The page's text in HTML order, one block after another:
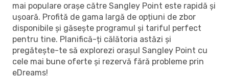
mai populare orașe către Sangley Point este rapidă și
ușoară. Profită de gama largă de opțiuni de zbor
disponibile și găsește programul și tariful perfect
pentru tine. Planifică-ți călătoria astăzi și
pregătește-te să explorezi orașul Sangley Point cu
cele mai bune oferte și rezervă fără probleme prin
eDreams!